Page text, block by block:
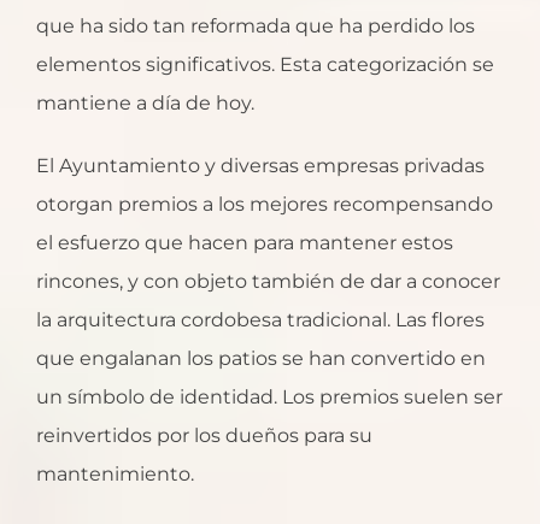
que ha sido tan reformada que ha perdido los
elementos significativos. Esta categorización se
mantiene a día de hoy.
El Ayuntamiento y diversas empresas privadas
otorgan premios a los mejores recompensando
el esfuerzo que hacen para mantener estos
rincones, y con objeto también de dar a conocer
la arquitectura cordobesa tradicional. Las flores
que engalanan los patios se han convertido en
un símbolo de identidad. Los premios suelen ser
reinvertidos por los dueños para su
mantenimiento.